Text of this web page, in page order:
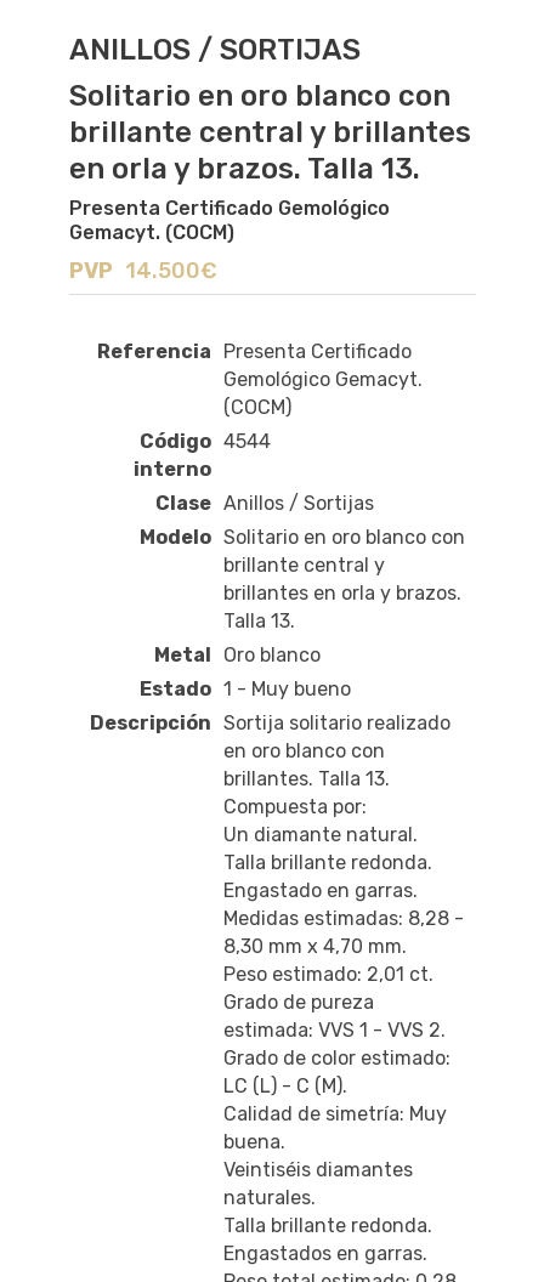
ANILLOS / SORTIJAS
Solitario en oro blanco con
brillante central y brillantes
en orla y brazos. Talla 13.
Presenta Certificado Gemológico
Gemacyt. (COCM)
PVP 14.500€
Referencia
Presenta Certificado
Gemológico Gemacyt.
(COCM)
Código
interno
4544
Clase Anillos / Sortijas
Modelo Solitario en oro blanco con
brillante central y
brillantes en orla y brazos.
Talla 13.
Metal
Oro blanco
Estado 1 - Muy bueno
Descripción Sortija solitario realizado
en oro blanco con
brillantes. Talla 13.
Compuesta por:
Un diamante natural.
Talla brillante redonda.
Engastado en garras.
Medidas estimadas: 8,28 -
8,30 mm x 4,70 mm.
Peso estimado: 2,01 ct.
Grado de pureza
estimada: VVS 1 - VVS 2.
Grado de color estimado:
LC (L) - C (M).
Calidad de simetría: Muy
buena.
Veintiséis diamantes
naturales.
Talla brillante redonda.
Engastados en garras.